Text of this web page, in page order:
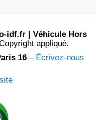
idf.fr | Véhicule Hors
appliqué.
16– Écrivez-nous